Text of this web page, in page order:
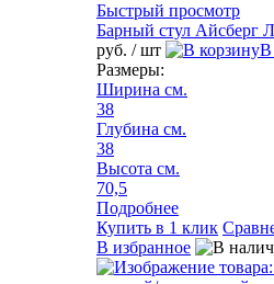
Быстрый просмотр
Барный стул Айсберг
руб. / шт
В
Размеры:
Ширина см.
38
Глубина см.
38
Высота см.
70,5
Подробнее
Купить в 1 клик
В избранное